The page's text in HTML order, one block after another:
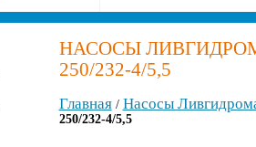
НАСОСЫ
250/232-4/5,5
Главная/ Насосы
250/232-4/5,5